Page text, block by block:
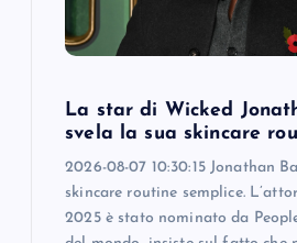
La star di Wicked
svela la sua skincare
2026-08-07 10:30:15 Jonathan
skincare routine semplice.
2025 è stato nominato da